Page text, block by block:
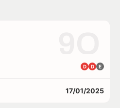
D D E
17/01/2025